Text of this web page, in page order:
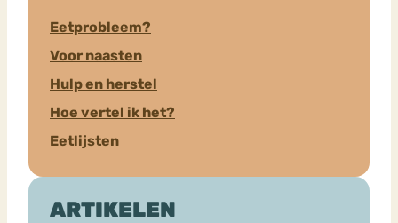
Eetprobleem?
Voor naasten
Hulp en herstel
Hoe vertel ik het?
Eetlijsten
ARTIKELEN